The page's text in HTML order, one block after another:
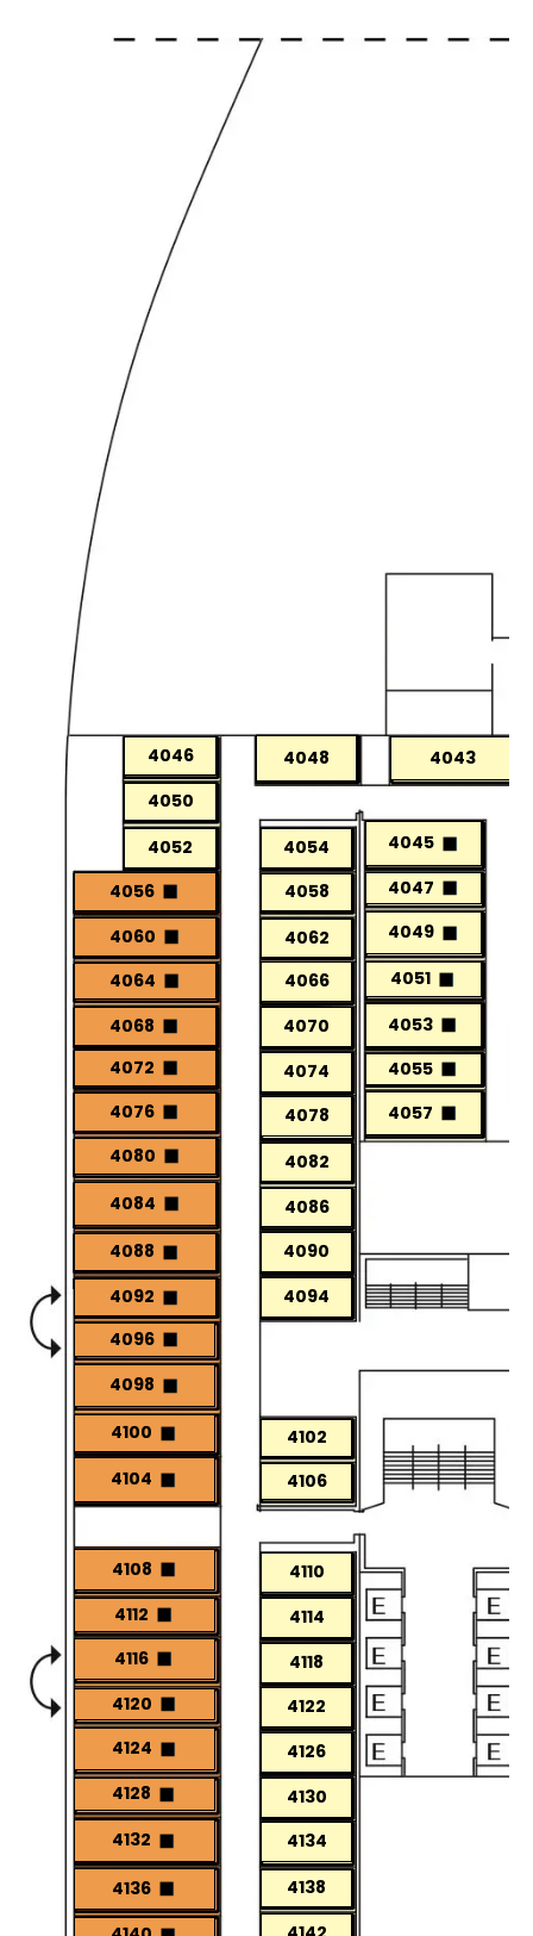
4043
4045
4046
4047
4048
4049
4050
4051
4052
4053
4054
4055
4056
4057
4058
4060
4062
4064
4066
4068
4070
4072
4074
4076
4078
4080
4082
4084
4086
4088
4090
4092
4094
4096
4098
4100
4102
4104
4106
4108
4110
4112
4114
4116
4118
4120
4122
4124
4126
4128
4130
4132
4134
4136
4138